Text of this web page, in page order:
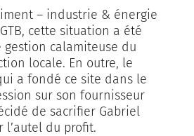
– industrie & énergie
cette situation a été
gestion calamiteuse du
locale. En outre, le
a fondé ce site dans le
sur son fournisseur
de sacrifier Gabriel
l’autel du profit.